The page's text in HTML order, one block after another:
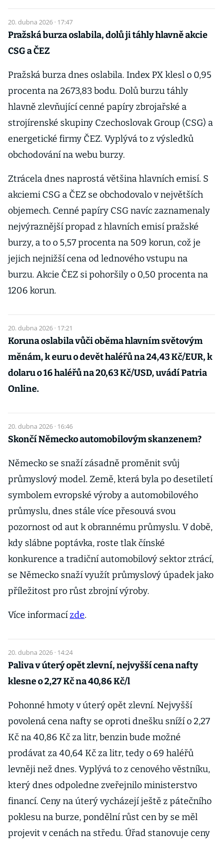
20. dubna 2026 · 17:47
Pražská burza oslabila, dolů ji táhly hlavně akcie
CSG a ČEZ
Pražská burza dnes oslabila. Index PX klesl o 0,95
procenta na 2673,83 bodu. Dolů burzu táhly
hlavně zlevňující cenné papíry zbrojařské a
strojírenské skupiny Czechoslovak Group (CSG) a
energetické firmy ČEZ. Vyplývá to z výsledků
obchodování na webu burzy.
Ztrácela dnes naprostá většina hlavních emisí. S
akciemi CSG a ČEZ se obchodovalo v největších
objemech. Cenné papíry CSG navíc zaznamenaly
nejvýraznější propad z hlavních emisí pražské
burzy, a to o 5,57 procenta na 509 korun, což je
jejich nejnižší cena od lednového vstupu na
burzu. Akcie ČEZ si pohoršily o 0,50 procenta na
1206 korun.
20. dubna 2026 · 17:21
Koruna oslabila vůči oběma hlavním světovým
měnám, k euru o devět haléřů na 24,43 Kč/EUR, k
dolaru o 16 haléřů na 20,63 Kč/USD, uvádí Patria
Online.
20. dubna 2026 · 16:46
Skončí Německo automobilovým skanzenem?
Německo se snaží zásadně proměnit svůj
průmyslový model. Země, která byla po desetiletí
symbolem evropské výroby a automobilového
průmyslu, dnes stále více přesouvá svou
pozornost od aut k obrannému průmyslu. V době,
kdy slábne poptávka, roste tlak čínské
konkurence a tradiční automobilový sektor ztrácí,
se Německo snaží využít průmyslový úpadek jako
příležitost pro růst zbrojní výroby.
Více informacízde.
20. dubna 2026 · 14:24
Paliva v úterý opět zlevní, nejvyšší cena nafty
klesne o 2,27 Kč na 40,86 Kč/l
Pohonné hmoty v úterý opět zlevní. Nejvyšší
povolená cena nafty se oproti dnešku sníží o 2,27
Kč na 40,86 Kč za litr, benzin bude možné
prodávat za 40,64 Kč za litr, tedy o 69 haléřů
levněji než dnes. Vyplývá to z cenového věstníku,
který dnes odpoledne zveřejnilo ministerstvo
financí. Ceny na úterý vycházejí ještě z pátečního
poklesu na burze, pondělní růst cen by se měl
projevit v cenách na středu. Úřad stanovuje ceny